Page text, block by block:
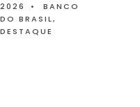
2026
•
BANCO
DO BRASIL,
DESTAQUE